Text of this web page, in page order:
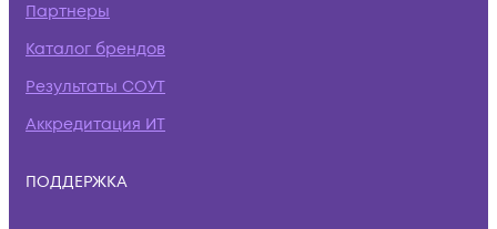
Партнеры
Каталог брендов
Результаты СОУТ
Аккредитация ИТ
ПОДДЕРЖКА